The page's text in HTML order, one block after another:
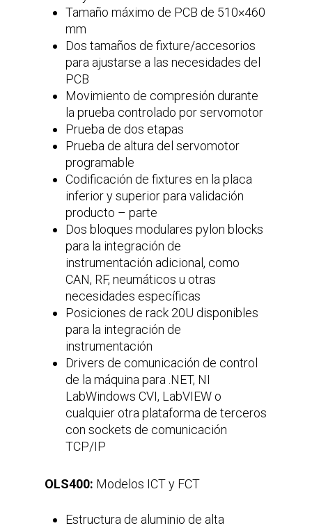
Tamaño máximo de PCB de 510×460
mm
Dos tamaños de fixture/accesorios
para ajustarse a las necesidades del
PCB
Movimiento de compresión durante
la prueba controlado por servomotor
Prueba de dos etapas
Prueba de altura del servomotor
programable
Codificación de fixtures en la placa
inferior y superior para validación
producto – parte
Dos bloques modulares pylon blocks
para la integración de
instrumentación adicional, como
CAN, RF, neumáticos u otras
necesidades específicas
Posiciones de rack 20U disponibles
para la integración de
instrumentación
Drivers de comunicación de control
de la máquina para .NET, NI
LabWindows CVI, LabVIEW o
cualquier otra plataforma de terceros
con sockets de comunicación
TCP/IP
OLS400: Modelos ICT y FCT
Estructura de aluminio de alta